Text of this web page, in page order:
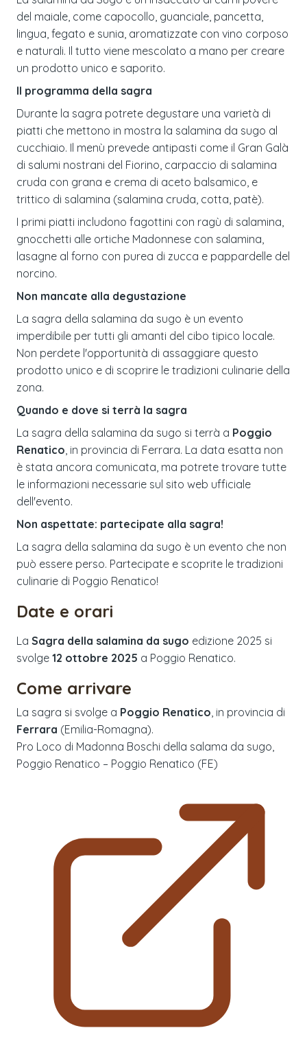
del maiale, come capocollo, guanciale, pancetta,
lingua, fegato e sunia, aromatizzate con vino corposo
e naturali. Il tutto viene mescolato a mano per creare
un prodotto unico e saporito.
Il programma della sagra
Durante la sagra potrete degustare una varietà di
piatti che mettono in mostra la salamina da sugo al
cucchiaio. Il menù prevede antipasti come il Gran Galà
di salumi nostrani del Fiorino, carpaccio di salamina
cruda con grana e crema di aceto balsamico, e
trittico di salamina (salamina cruda, cotta, patè).
I primi piatti includono fagottini con ragù di salamina,
gnocchetti alle ortiche Madonnese con salamina,
lasagne al forno con purea di zucca e pappardelle del
norcino.
Non mancate alla degustazione
La sagra della salamina da sugo è un evento
imperdibile per tutti gli amanti del cibo tipico locale.
Non perdete l'opportunità di assaggiare questo
prodotto unico e di scoprire le tradizioni culinarie della
zona.
Quando e dove si terrà la sagra
La sagra della salamina da sugo si terrà a Poggio
Renatico , in provincia di Ferrara. La data esatta non
è stata ancora comunicata, ma potrete trovare tutte
le informazioni necessarie sul sito web ufficiale
dell'evento.
Non aspettate: partecipate alla sagra!
La sagra della salamina da sugo è un evento che non
può essere perso. Partecipate e scoprite le tradizioni
culinarie di Poggio Renatico!
Date e orari
La Sagra della salamina da sugo edizione 2025 si
svolge 12 ottobre 2025 a Poggio Renatico.
Come arrivare
La sagra si svolge a Poggio Renatico , in provincia di
Ferrara (Emilia-Romagna).
Pro Loco di Madonna Boschi della salama da sugo,
Poggio Renatico – Poggio Renatico (FE)